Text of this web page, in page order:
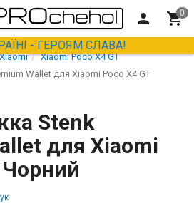
- ГЕРОЯМ СЛАВА!
Xiaomi
Xiaomi Poco X4 GT
Wallet для Xiaomi Poco X4 GT
Stenk
для Xiaomi
Чорний